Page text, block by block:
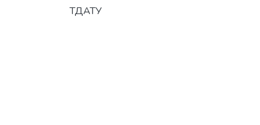
ТДАТУ